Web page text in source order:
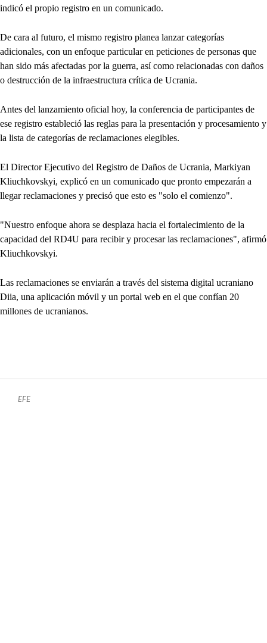
indicó el propio registro en un comunicado.
De cara al futuro, el mismo registro planea lanzar categorías
adicionales, con un enfoque particular en peticiones de personas que
han sido más afectadas por la guerra, así como relacionadas con daños
o destrucción de la infraestructura crítica de Ucrania.
Antes del lanzamiento oficial hoy, la conferencia de participantes de
ese registro estableció las reglas para la presentación y procesamiento y
la lista de categorías de reclamaciones elegibles.
El Director Ejecutivo del Registro de Daños de Ucrania, Markiyan
Kliuchkovskyi, explicó en un comunicado que pronto empezarán a
llegar reclamaciones y precisó que esto es "solo el comienzo".
"Nuestro enfoque ahora se desplaza hacia el fortalecimiento de la
capacidad del RD4U para recibir y procesar las reclamaciones", afirmó
Kliuchkovskyi.
Las reclamaciones se enviarán a través del sistema digital ucraniano
Diia, una aplicación móvil y un portal web en el que confían 20
millones de ucranianos.
EFE